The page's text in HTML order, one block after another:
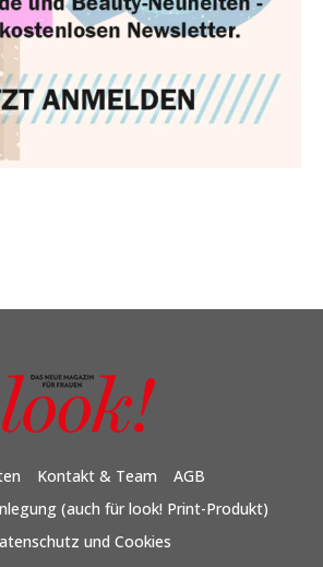
Kontakt & Team
AGB
(auch für look! Print-Produkt)
und Cookies